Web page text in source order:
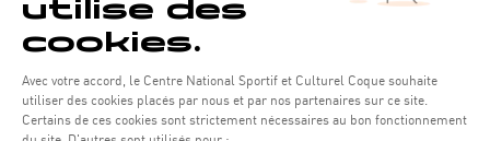
Öffnungszeiten von the Coque:
Montag - Freitag : 06:30 - 22:00 Uhr
Wochenende: 07:30 - 19:00 Uhr